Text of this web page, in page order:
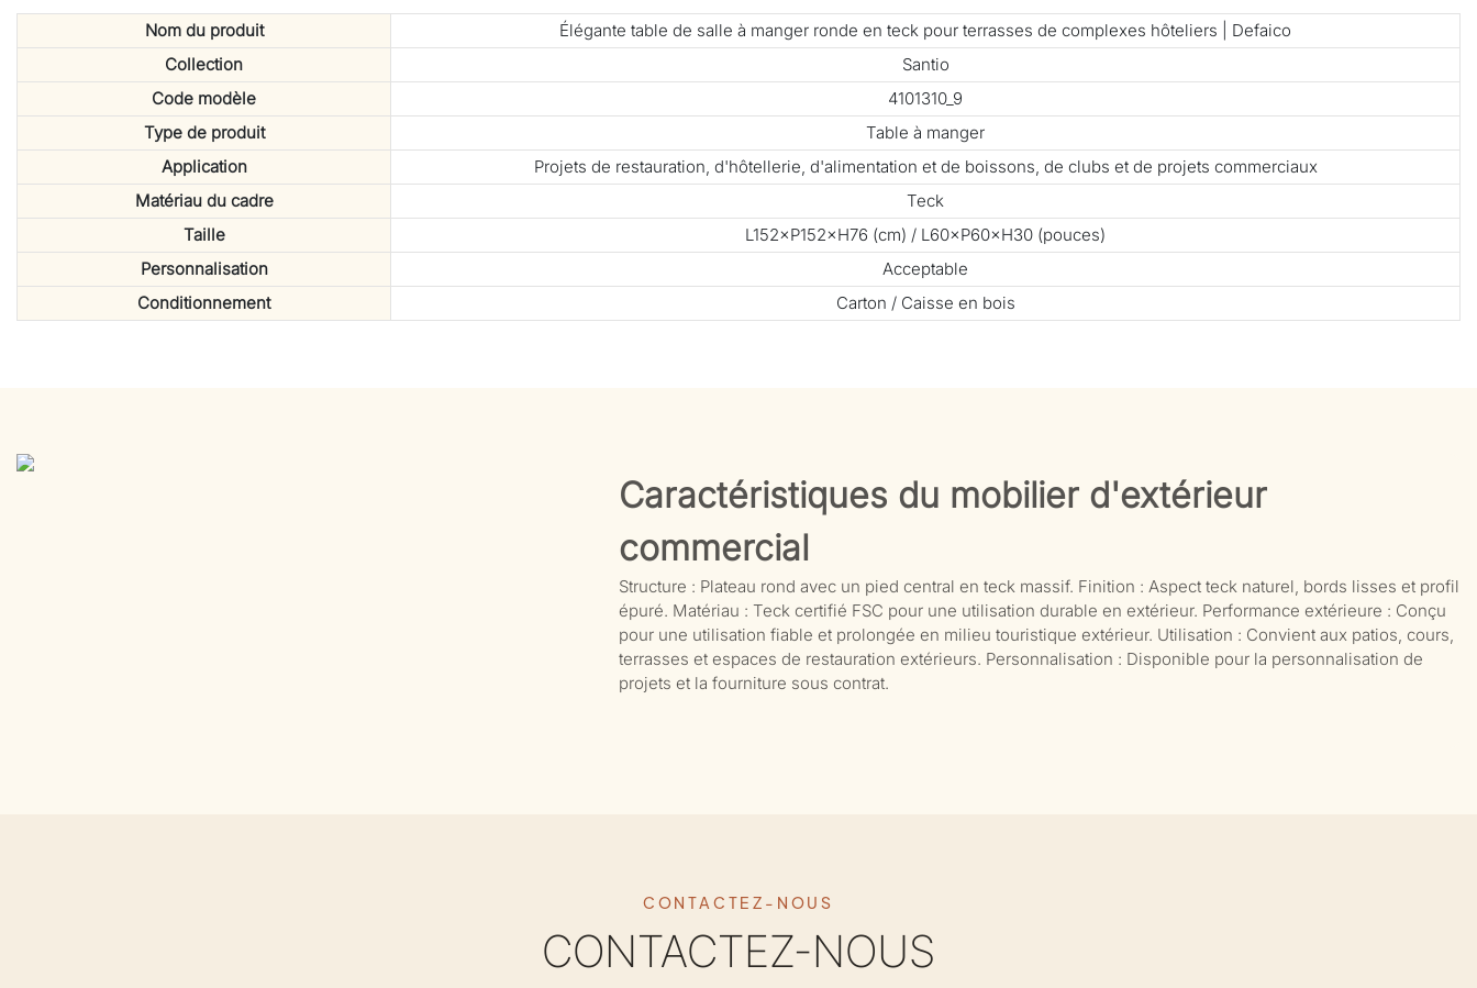
Nom du produit
Élégante table de salle à manger ronde en teck pour terrasses de complexes hôteliers | Defaico
Collection
Santio
Code modèle
4101310_9
Type de produit
Table à manger
Application
Projets de restauration, d'hôtellerie, d'alimentation et de boissons, de clubs et de projets commerciaux
Matériau du cadre
Teck
Taille
L152×P152×H76 (cm) / L60×P60×H30 (pouces)
Personnalisation
Acceptable
Conditionnement
Carton / Caisse en bois
Caractéristiques du mobilier d'extérieur
commercial
Structure : Plateau rond avec un pied central en teck massif. Finition : Aspect teck naturel, bords lisses et profil
épuré. Matériau : Teck certifié FSC pour une utilisation durable en extérieur. Performance extérieure : Conçu
pour une utilisation fiable et prolongée en milieu touristique extérieur. Utilisation : Convient aux patios, cours,
terrasses et espaces de restauration extérieurs. Personnalisation : Disponible pour la personnalisation de
projets et la fourniture sous contrat.
CONTACTEZ-NOUS
CONTACTEZ-NOUS